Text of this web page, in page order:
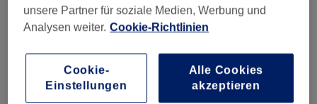
unsere Partner für soziale Medien, Werbung und
Analysen weiter. Cookie-Richtlinien
Cookie-
Einstellungen
Alle Cookies
akzeptieren